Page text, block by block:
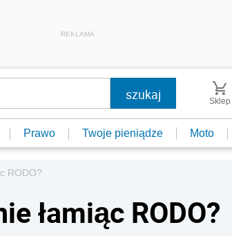
REKLAMA
Sklep
Prawo Twoje pieniądze Moto
RODO?
łamiąc RODO?